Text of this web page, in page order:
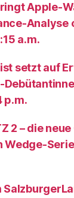
Apple-
Analyse
a.m.
setzt auf
p.m.
2 – die